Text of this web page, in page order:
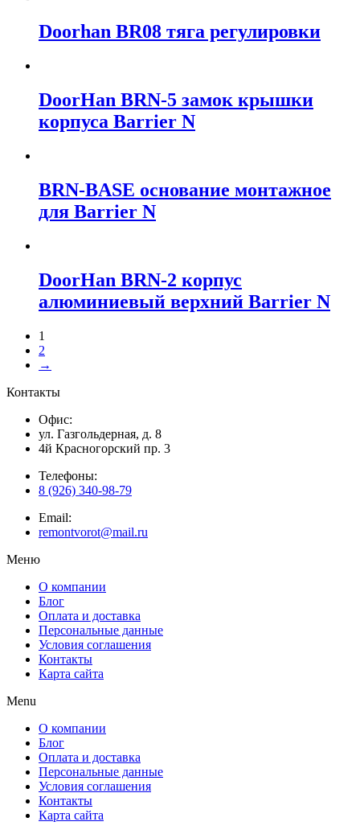
Doorhan BR08 тяга регулировки
DoorHan BRN-5 замок крышки
корпуса Barrier N
BRN-BASE основание монтажное
для Barrier N
DoorHan BRN-2 корпус
алюминиевый верхний Barrier N
1
2
→
Контакты
Офис:
ул. Газгольдерная, д. 8
4й Красногорский пр. 3
Телефоны:
8 (926) 340-98-79
Email:
remontvorot@mail.ru
Меню
О компании
Блог
Оплата и доставка
Персональные данные
Условия соглашения
Контакты
Карта сайта
Menu
О компании
Блог
Оплата и доставка
Персональные данные
Условия соглашения
Контакты
Карта сайта